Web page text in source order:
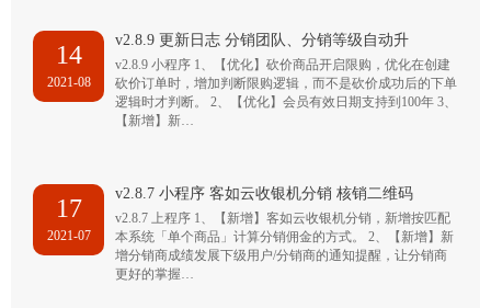
14
2021-08
v2.8.9 更新日志 分销团队、分销等级自动升
v2.8.9 小程序 1、【优化】砍价商品开启限购，优化在创建
砍价订单时，增加判断限购逻辑，而不是砍价成功后的下单
逻辑时才判断。 2、【优化】会员有效日期支持到100年 3、
【新增】新…
17
2021-07
v2.8.7 小程序 客如云收银机分销 核销二维码
v2.8.7 上程序 1、【新增】客如云收银机分销，新增按匹配
本系统「单个商品」计算分销佣金的方式。 2、【新增】新
增分销商成绩发展下级用户/分销商的通知提醒，让分销商
更好的掌握…